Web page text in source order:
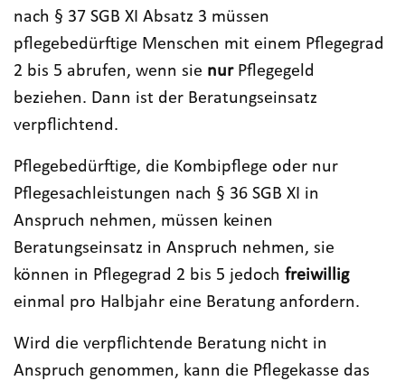
nach § 37 SGB XI Absatz 3 müssen
pflegebedürftige Menschen mit einem Pflegegrad
2 bis 5 abrufen, wenn sie nurPflegegeld
beziehen. Dann ist der Beratungseinsatz
verpflichtend.
Pflegebedürftige, die Kombipflege oder nur
Pflegesachleistungen nach § 36 SGB XI in
Anspruch nehmen, müssen keinen
Beratungseinsatz in Anspruch nehmen, sie
können in Pflegegrad 2 bis 5 jedoch freiwillig
einmal pro Halbjahr eine Beratung anfordern.
Wird die verpflichtende Beratung nicht in
Anspruch genommen, kann die Pflegekasse das